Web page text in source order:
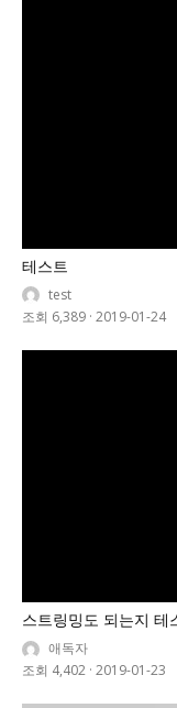
테스트
test
조회 6,389 · 2019-01-24
애독자
조회 4,402 · 2019-01-23